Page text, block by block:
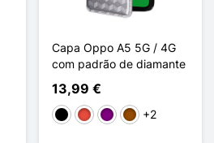
Capa Oppo A5 5G / 4G
com padrão de diamante
13,99 €
PretoVermelho
PúrpuraCastanho
+2